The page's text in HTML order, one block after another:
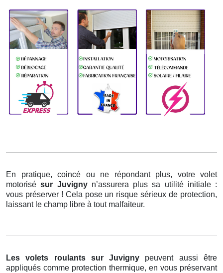
En pratique, coincé ou ne répondant plus, votre volet
motorisésur Juvigny n’assurera plus sa utilité initiale :
vous préserver ! Cela pose un risque sérieux de protection,
laissant le champ libre à tout malfaiteur.
Les volets roulants sur Juvigny peuvent aussi être
appliqués comme protection thermique, en vous préservant